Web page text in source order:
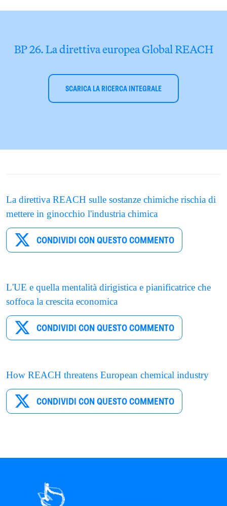
BP 26. La direttiva europea Global REACH
SCARICA LA RICERCA INTEGRALE
La direttiva REACH sulle sostanze chimiche rischia di
mettere in ginocchio l'industria chimica
CONDIVIDI CON QUESTO COMMENTO
L'UE e quella mentalità dirigistica e pianificatrice che
soffoca la crescita economica
CONDIVIDI CON QUESTO COMMENTO
How REACH threatens European chemical industry
CONDIVIDI CON QUESTO COMMENTO